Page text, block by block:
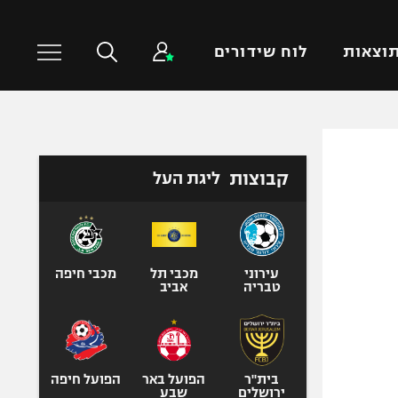
תוצאות לוח שידורים
טניס
כדורעף
ספורט אולימפי
קבוצות ליגת העל
עירוני
טבריה
מכבי תל
אביב
מכבי חיפה
בית"ר
ירושלים
הפועל באר
שבע
הפועל חיפה